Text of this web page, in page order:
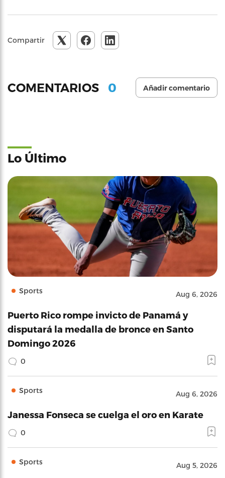
Compartir
COMENTARIOS 0 Añadir comentario
Lo Último
Sports Aug 6, 2026
Puerto Rico rompe invicto de Panamá y
disputará la medalla de bronce en Santo
Domingo 2026
0
Sports Aug 6, 2026
Janessa Fonseca se cuelga el oro en Karate
0
Sports Aug 5, 2026